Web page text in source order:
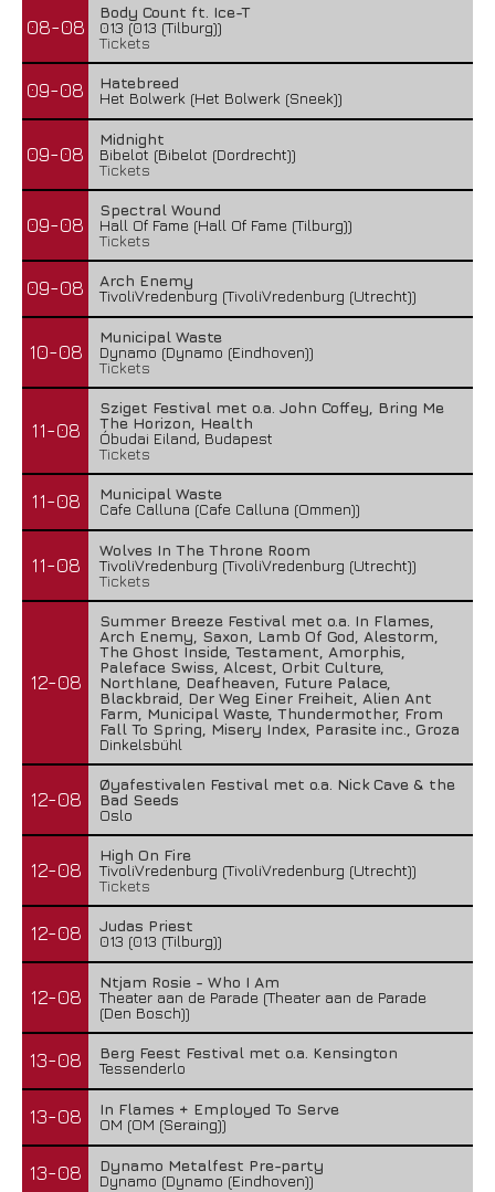
08-08
Body Count ft. Ice-T
013 (013 (Tilburg))
Tickets
09-08
Hatebreed
Het Bolwerk (Het Bolwerk (Sneek))
09-08
Midnight
Bibelot (Bibelot (Dordrecht))
Tickets
09-08
Spectral Wound
Hall Of Fame (Hall Of Fame (Tilburg))
Tickets
09-08
Arch Enemy
TivoliVredenburg (TivoliVredenburg (Utrecht))
10-08
Municipal Waste
Dynamo (Dynamo (Eindhoven))
Tickets
11-08
Sziget Festival met o.a. John Coffey, Bring Me
The Horizon, Health
Óbudai Eiland, Budapest
Tickets
11-08
Municipal Waste
Cafe Calluna (Cafe Calluna (Ommen))
11-08
Wolves In The Throne Room
TivoliVredenburg (TivoliVredenburg (Utrecht))
Tickets
12-08
Summer Breeze Festival met o.a. In Flames,
Arch Enemy, Saxon, Lamb Of God, Alestorm,
The Ghost Inside, Testament, Amorphis,
Paleface Swiss, Alcest, Orbit Culture,
Northlane, Deafheaven, Future Palace,
Blackbraid, Der Weg Einer Freiheit, Alien Ant
Farm, Municipal Waste, Thundermother, From
Fall To Spring, Misery Index, Parasite inc., Groza
Dinkelsbühl
12-08
Øyafestivalen Festival met o.a. Nick Cave & the
Bad Seeds
Oslo
12-08
High On Fire
TivoliVredenburg (TivoliVredenburg (Utrecht))
Tickets
12-08
Judas Priest
013 (013 (Tilburg))
12-08
Ntjam Rosie - Who I Am
Theater aan de Parade (Theater aan de Parade
(Den Bosch))
13-08
Berg Feest Festival met o.a. Kensington
Tessenderlo
13-08
In Flames + Employed To Serve
OM (OM (Seraing))
13-08
Dynamo Metalfest Pre-party
Dynamo (Dynamo (Eindhoven))